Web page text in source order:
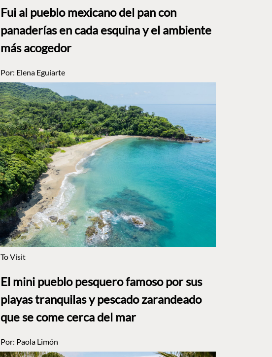
Fui al pueblo mexicano del pan con
panaderías en cada esquina y el ambiente
más acogedor
Por: Elena Eguiarte
To Visit
El mini pueblo pesquero famoso por sus
playas tranquilas y pescado zarandeado
que se come cerca del mar
Por: Paola Limón